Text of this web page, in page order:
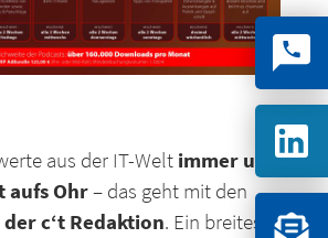
aus der IT-Welt immer und
aufs Ohr– das geht mit den
c‘t Redaktion. Ein breites